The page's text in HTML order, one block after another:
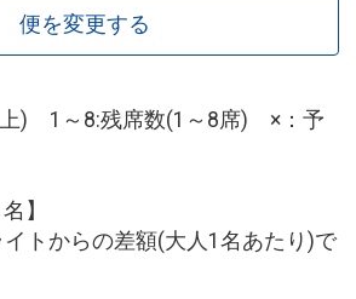
便を変更する
上) 1～8:残席数(1～8席) ×：予
】
トからの差額(大人1名あたり)で